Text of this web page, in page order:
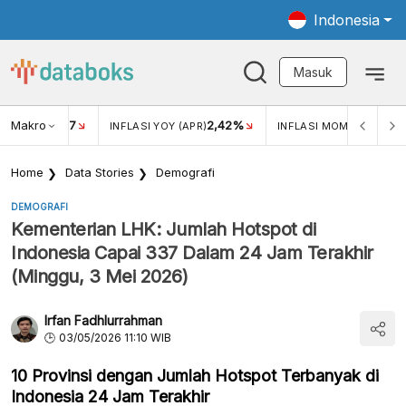
Indonesia
Masuk
Makro
USD/IDR 17 INFLASI YOY (APR)2,42% INFLASI MOM (MAR)
Home Data Stories Demografi
DEMOGRAFI
Kementerian LHK: Jumlah Hotspot di
Indonesia Capai 337 Dalam 24 Jam Terakhir
(Minggu, 3 Mei 2026)
Irfan Fadhlurrahman
03/05/2026 11:10 WIB
10 Provinsi dengan Jumlah Hotspot Terbanyak di
Indonesia 24 Jam Terakhir